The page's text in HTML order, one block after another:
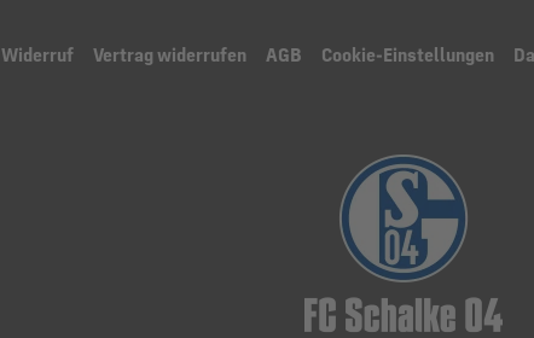
Widerruf Vertrag widerrufen AGB Cookie-Einstellungen